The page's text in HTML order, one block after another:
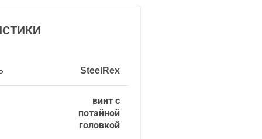
SteelRex
винт с
потайной
головкой